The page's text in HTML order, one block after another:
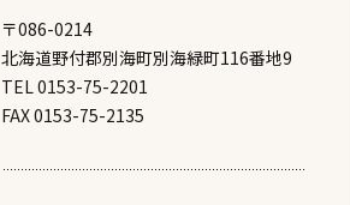
〒086-0214
北海道野付郡別海町別海緑町116番地9
TEL 0153-75-2201
FAX 0153-75-2135